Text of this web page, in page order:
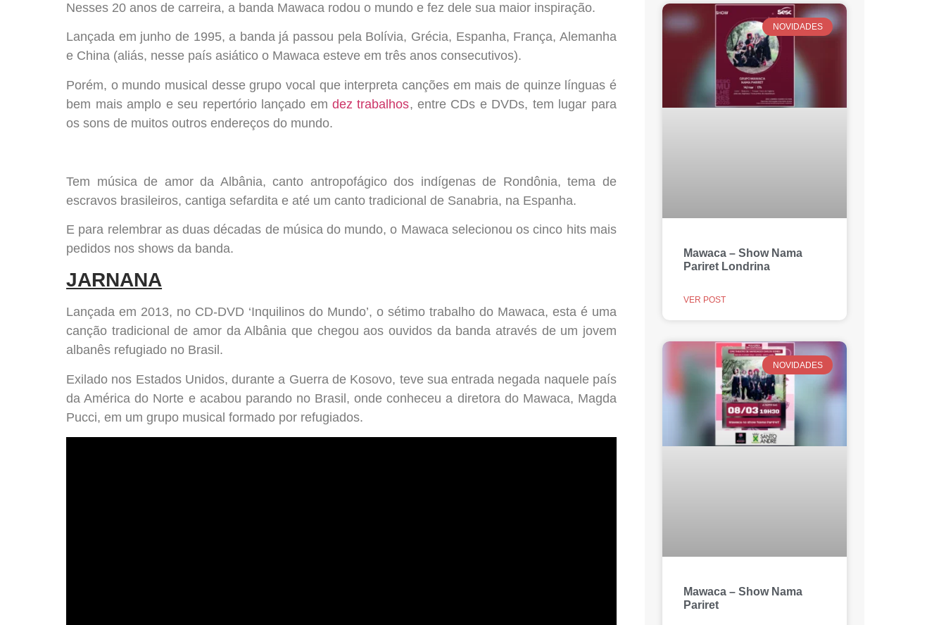
Nesses 20 anos de carreira, a banda Mawaca rodou o mundo e fez dele sua maior inspiração.
Lançada em junho de 1995, a banda já passou pela Bolívia, Grécia, Espanha, França, Alemanha
e China (aliás, nesse país asiático o Mawaca esteve em três anos consecutivos).
Porém, o mundo musical desse grupo vocal que interpreta canções em mais de quinze línguas é
bem mais amplo e seu repertório lançado em dez trabalhos, entre CDs e DVDs, tem lugar para
os sons de muitos outros endereços do mundo.
Tem música de amor da Albânia, canto antropofágico dos indígenas de Rondônia, tema de
escravos brasileiros, cantiga sefardita e até um canto tradicional de Sanabria, na Espanha.
E para relembrar as duas décadas de música do mundo, o Mawaca selecionou os cinco hits mais
pedidos nos shows da banda.
JARNANA
Lançada em 2013, no CD-DVD ‘Inquilinos do Mundo’, o sétimo trabalho do Mawaca, esta é uma
canção tradicional de amor da Albânia que chegou aos ouvidos da banda através de um jovem
albanês refugiado no Brasil.
Exilado nos Estados Unidos, durante a Guerra de Kosovo, teve sua entrada negada naquele país
da América do Norte e acabou parando no Brasil, onde conheceu a diretora do Mawaca, Magda
Pucci, em um grupo musical formado por refugiados.
NOVIDADES
Mawaca – Show Nama
Pariret Londrina
VER POST
NOVIDADES
Mawaca – Show Nama
Pariret